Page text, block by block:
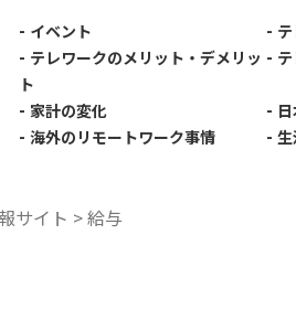
- イベント -
- テレワークのメリット・デメリッ
ト
-
- 家計の変化 -
- 海外のリモートワーク事情 -
サイト >給与